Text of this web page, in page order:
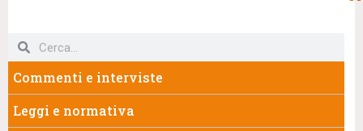
Commenti e interviste
Leggi e normativa